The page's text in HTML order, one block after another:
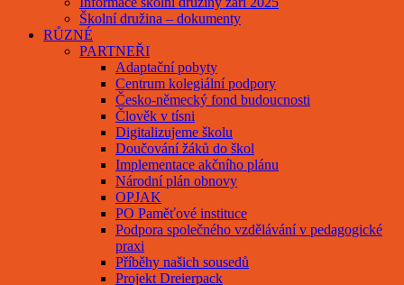
Školní družina – dokumenty
RŮZNÉ
PARTNEŘI
Adaptační pobyty
Centrum kolegiální podpory
Česko-německý fond budoucnosti
Člověk v tísni
Digitalizujeme školu
Doučování žáků do škol
Implementace akčního plánu
Národní plán obnovy
OPJAK
PO Paměťové instituce
Podpora společného vzdělávání v pedagogické
praxi
Příběhy našich sousedů
Projekt Dreierpack